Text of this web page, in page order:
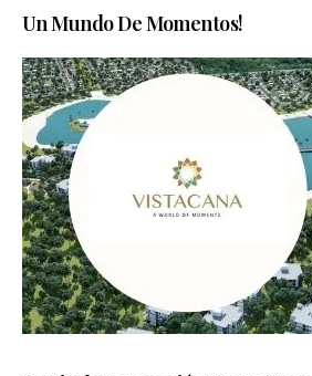
Un Mundo De Momentos!